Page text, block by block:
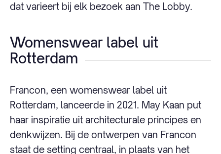
dat varieert bij elk bezoek aan The Lobby.
Womenswear label uit
Rotterdam
Francon, een womenswear label uit
Rotterdam, lanceerde in 2021. May Kaan put
haar inspiratie uit architecturale principes en
denkwijzen. Bij de ontwerpen van Francon
staat de setting centraal, in plaats van het